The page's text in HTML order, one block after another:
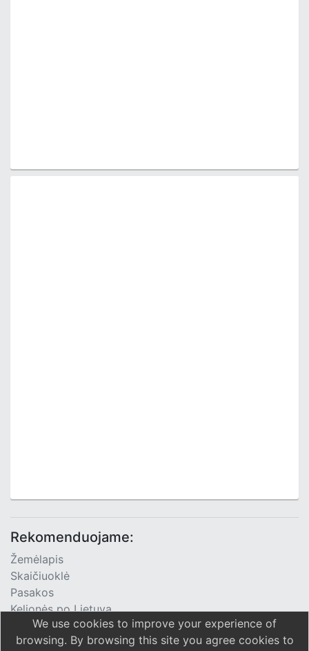
Rekomenduojame:
Žemėlapis
Skaičiuoklė
Pasakos
Kelionės po Lietuvą
TV Programa
We use cookies to improve your experience of
browsing. By browsing this site you agree cookies to